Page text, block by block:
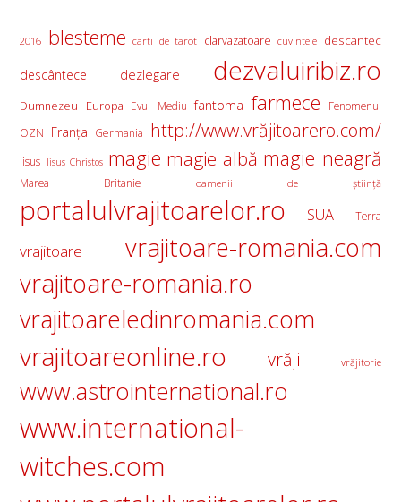
2016 blesteme carti de tarot clarvazatoare cuvintele descantec
descântece dezlegare dezvaluiribiz.ro
Dumnezeu Europa Evul Mediu fantoma farmece
Fenomenul
OZN
Franţa Germania http://www.vrăjitoarero.com/
Iisus Iisus Christos magie magie albă magie neagră
Marea Britanie oamenii de ştiinţă
portalulvrajitoarelor.ro SUA Terra
vrajitoare
vrajitoare-romania.com
vrajitoare-romania.ro
vrajitoareledinromania.com
vrajitoareonline.ro vrăji vrăjitorie
www.astrointernational.ro
www.international-
witches.com